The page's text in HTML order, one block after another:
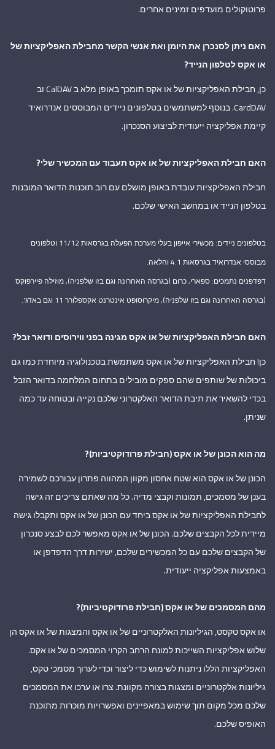
פרוטוקולים מועדפים זמינים אחרים.
האם ניתן לסנכרן את היומן ואת אנשי הקשר מחבילת האפליקציות של
או אקס לטלפון הנייד?
כן, חבילת האפליקציות של או אקס תומכך באופן מלא ב CalDAV וב
CardDAV. בנוסף למשתמשים בטלפונים ניידים המבוססים אנדרואיד
קיימת אפליקציה ייעודית לביצוע הסנכרון.
האם חבילת האפליקציות של או אקס תעבוד עם המכשיר שלי?
חבילת האפליקציות עובדת באופן מושלם עם רוב תוכנות הדואר המובנות
בטלפון הנייד או במחשב האישי שלכם.
בטלפונים ניידים: מכשירי אייפון בעלי מערכת הפעלה בגרסאות 11/12 וטלפונים
מבוססי אנדרואיד בגרסאות 4.1 והלאה.
דפדפנים נתמכים: ספארי, כרום (בגרסה האחרונה וגם בזו שלפניה), מוזילה פיירפוקס
(בגרסה האחרונה וגם בזו שלפניה), מיקרוסופט אינטרנט אקספלורר 11 וגם באדג'.
האם חבילת האפליקציות של או אקס מגינה בפני ווירוסים ודואר זבל?
כן! חבילת האפליקציות של או אקס משתמשת בטכנולוגיה מיוחדת כמו גם
ביכולות של שותפים שהם ספקים מובילים בתחום המלחמה בדואר הזבל
בכדי להשאיר את תיבת הדואר האלקטרוני שלכם נקייה ובטוחה עד כמה
שניתן.
מה הוא הכונן של או אקס (חבילת פרודוקטיביות)?
הכונן של או אקס הוא שטח אחסון מקוון המהווה פתרון עבורכם לשמירה
בענן של מסמכים, תמונות וקבצי מדיה. כל מה שאתם צריכים זה גישה
לחבילת האפליקציות של או אקס ביחד עם הכונן של או אקס ותקבלו גישה
מיידית לכל הקבצים שלכם. הכונן של או אקס מאפשר לכם לבצע סנכרון
של הקבצים שלכם עם כל המכשירים שלכם, ישירות דרך הדפדפן או
באמצעות אפליקציה ייעודית.
מהם המסמכים של או אקס (חבילת פרודוקטיביות)?
או אקס טקסט, הגיליונות האלקטרוניים של או אקס והמצגות של או אקס הן
שלוש אפליקציות השייכות למונח הרחב הקרוי המסמכים של או אקס.
האפליקציות הללו ניתנות לשימוש כדי ליצור וכדי לערוך מסמכי טקס,
גיליונות אלקטרוניים ומצגות בצורה מקוונת. צרו או ערכו את המסמכים
שלכם מכל מקום תוך שימוש במאפיינים ואפשרויות מוכרות מתוכנת
האופיס שלכם.